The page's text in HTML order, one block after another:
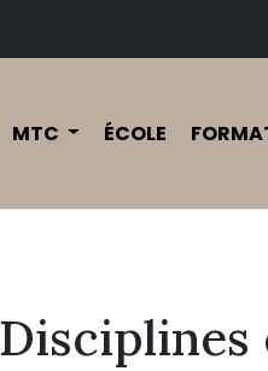
MTC ÉCOLE
Disciplines